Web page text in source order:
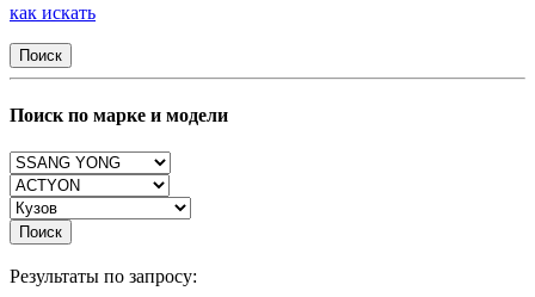
как искать
Поиск
Поиск по марке и модели
Поиск
Результаты по запросу: